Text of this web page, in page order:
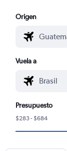
Origen
Vuela a
Presupuesto
$283 - $684